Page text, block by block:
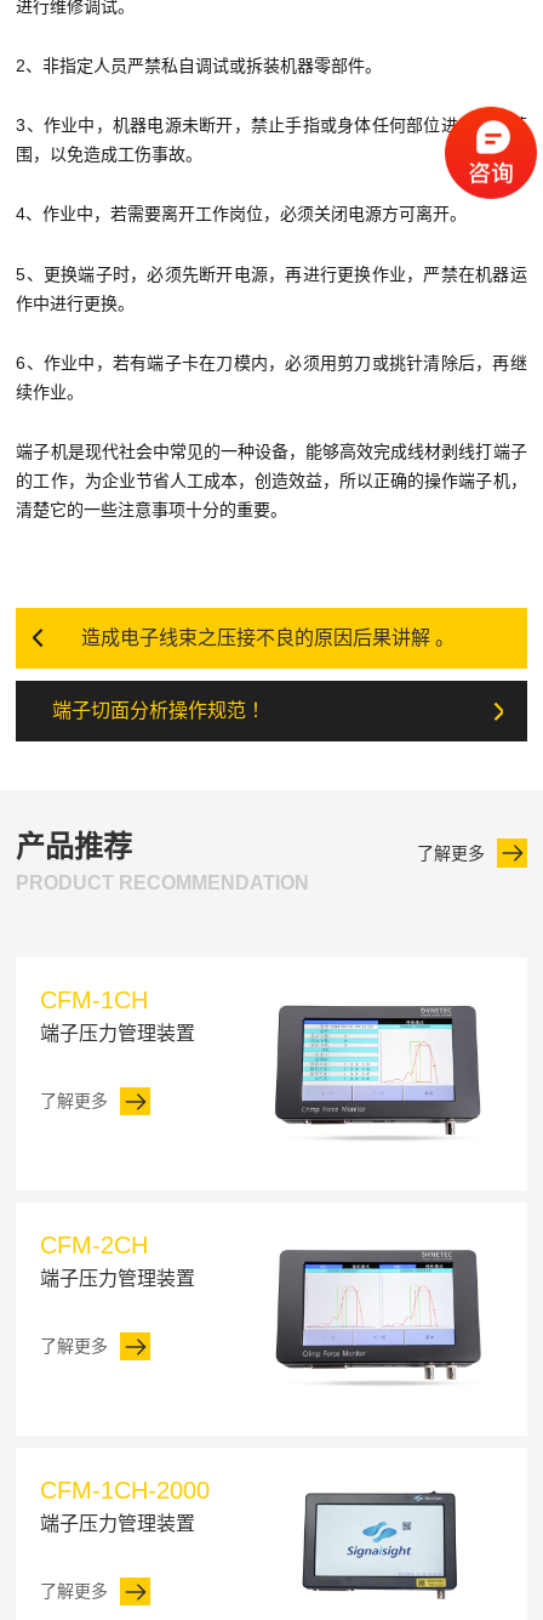
进行维修调试。
2、非指定人员严禁私自调试或拆装机器零部件。
3、作业中，机器电源未断开，禁止手指或身体任何部位进入冲压范
围，以免造成工伤事故。
4、作业中，若需要离开工作岗位，必须关闭电源方可离开。
5、更换端子时，必须先断开电源，再进行更换作业，严禁在机器运
作中进行更换。
6、作业中，若有端子卡在刀模内，必须用剪刀或挑针清除后，再继
续作业。
端子机是现代社会中常见的一种设备，能够高效完成线材剥线打端子
的工作，为企业节省人工成本，创造效益，所以正确的操作端子机，
清楚它的一些注意事项十分的重要。
造成电子线束之压接不良的原因后果讲解 。
端子切面分析操作规范 ！
产品推荐
PRODUCT RECOMMENDATION
了解更多
CFM-1CH
端子压力管理装置
了解更多
CFM-2CH
端子压力管理装置
了解更多
CFM-1CH-2000
端子压力管理装置
了解更多